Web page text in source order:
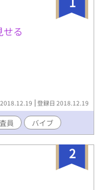
る
登録日 2018.12.19
員 バイブ
2